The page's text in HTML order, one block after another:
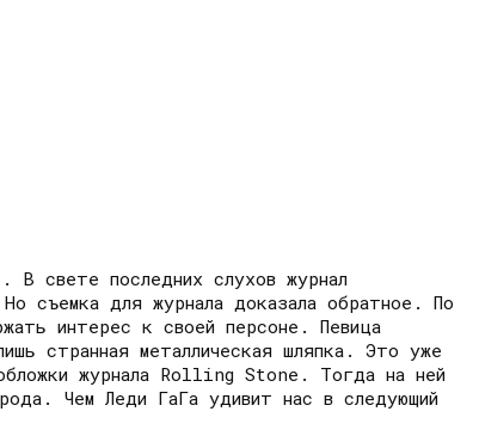
В свете последних слухов журнал
съемка для журнала доказала обратное. По
интерес к своей персоне. Певица
странная металлическая шляпка. Это уже
обложки журнала Rolling Stone. Тогда на ней
Чем Леди ГаГа удивит нас в следующий